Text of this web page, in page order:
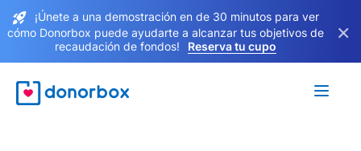
¡Únete a una demostración en de 30 minutos para ver
cómo Donorbox puede ayudarte a alcanzar tus objetivos de
recaudación de fondos!
Reserva tu cupo
×